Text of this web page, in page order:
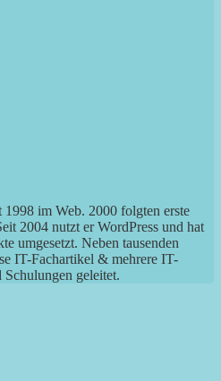
1998 im Web. 2000 folgten erste
2004 nutzt er WordPress und hat
umgesetzt. Neben tausenden
IT-Fachartikel & mehrere IT-
geleitet.